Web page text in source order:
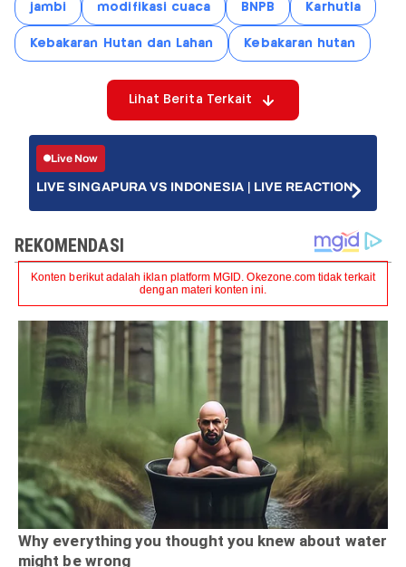
jambi modifikasi cuaca BNPB Karhutla
Kebakaran Hutan dan Lahan Kebakaran hutan
Lihat Berita Terkait
Live Now
LIVE SINGAPURA VS INDONESIA | LIVE REACTION